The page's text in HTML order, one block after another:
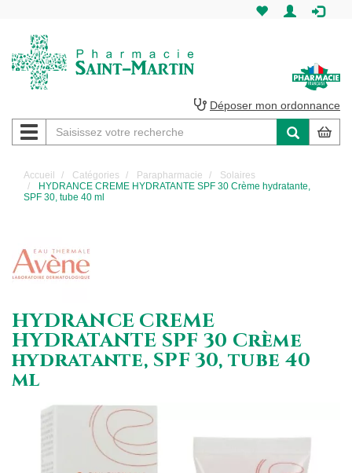
Martin
Pharmacie
Saint-
Déposer mon ordonnance
Navigation
Accueil Catégories Parapharmacie
Solaires
HYDRANCE CREME HYDRATANTE SPF 30 Crème hydratante,
SPF 30, tube 40 ml
HYDRANCE CREME
HYDRATANTE SPF 30 Crème
hydratante, SPF 30, tube 40
ml